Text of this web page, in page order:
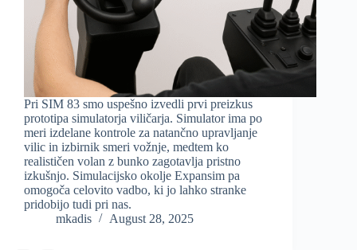
Pri SIM 83 smo uspešno izvedli prvi preizkus
prototipa simulatorja viličarja. Simulator ima po
meri izdelane kontrole za natančno upravljanje
vilic in izbirnik smeri vožnje, medtem ko
realističen volan z bunko zagotavlja pristno
izkušnjo. Simulacijsko okolje Expansim pa
omogoča celovito vadbo, ki jo lahko stranke
pridobijo tudi pri nas.
mkadis
August 28, 2025